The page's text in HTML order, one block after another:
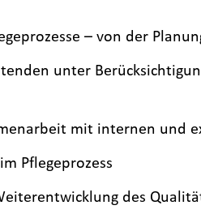
– von der
unter
mit internen und
Pflegeprozess
des